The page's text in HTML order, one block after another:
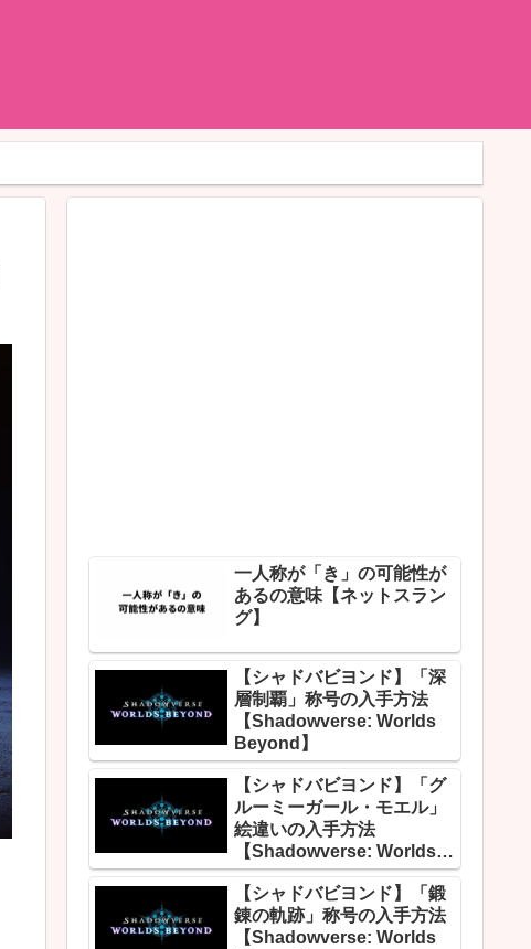
一人称が「き」の可能性が
あるの意味【ネットスラン
グ】
【シャドバビヨンド】「深
層制覇」称号の入手方法
【Shadowverse: Worlds
Beyond】
【シャドバビヨンド】「グ
ルーミーガール・モエル」
絵違いの入手方法
【Shadowverse: Worlds
Beyond】
【シャドバビヨンド】「鍛
錬の軌跡」称号の入手方法
【Shadowverse: Worlds